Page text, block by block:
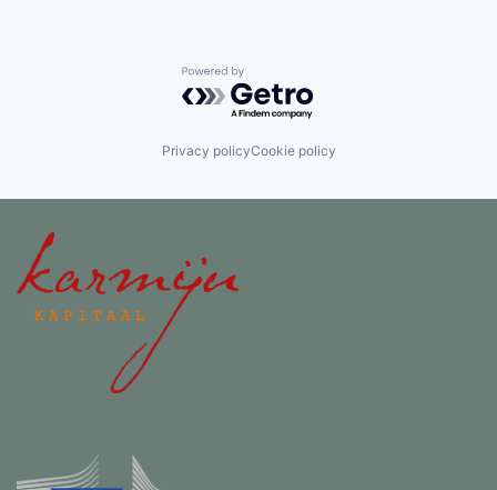
Powered by Getro.com
Privacy policyCookie policy